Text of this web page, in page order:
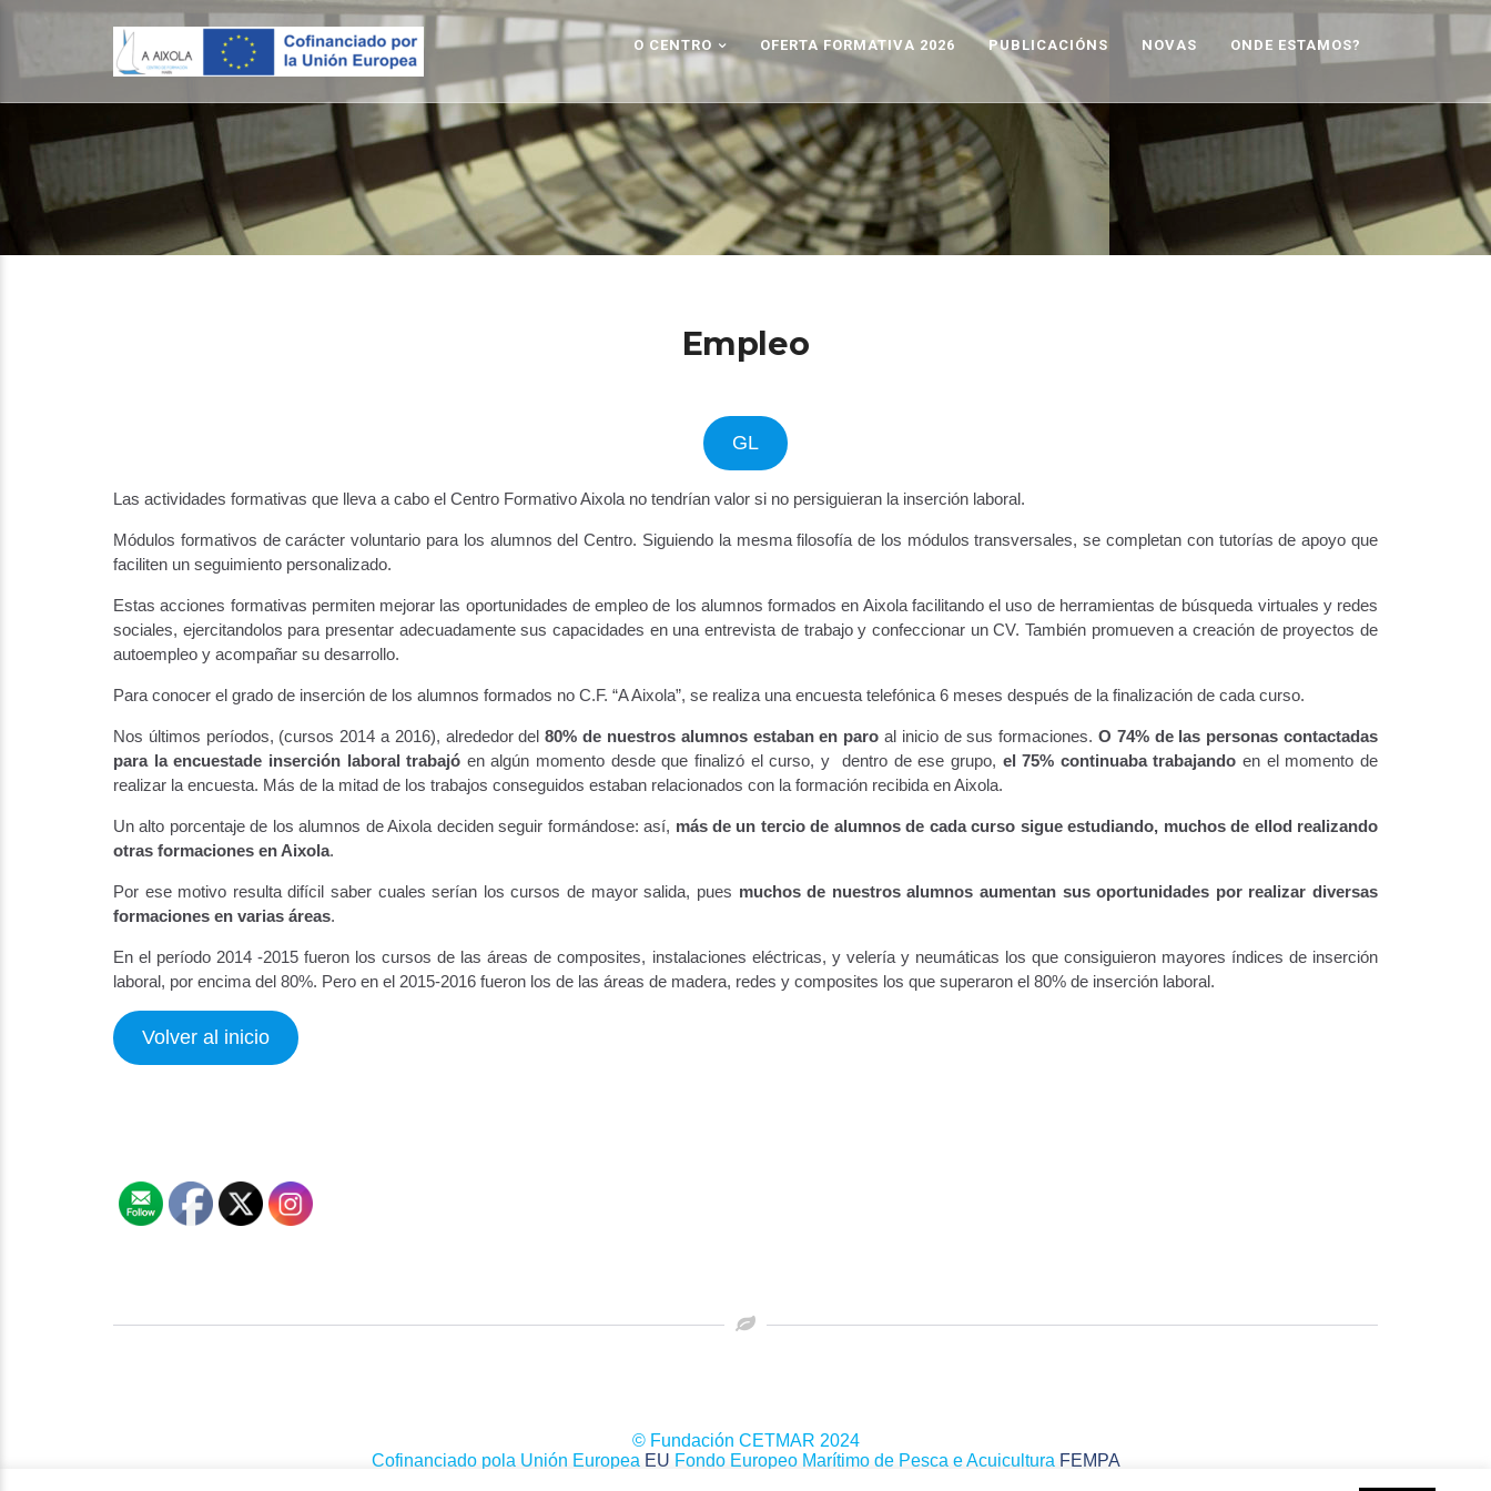
O CENTRO OFERTA FORMATIVA 2026 PUBLICACIÓNS NOVAS ONDE ESTAMOS?
Empleo
GL
Las actividades formativas que lleva a cabo el Centro Formativo Aixola no tendrían valor si no persiguieran la inserción laboral.
Módulos formativos de carácter voluntario para los alumnos del Centro. Siguiendo la mesma filosofía de los módulos transversales, se completan con tutorías de apoyo que
faciliten un seguimiento personalizado.
Estas acciones formativas permiten mejorar las oportunidades de empleo de los alumnos formados en Aixola facilitando el uso de herramientas de búsqueda virtuales y redes
sociales, ejercitandolos para presentar adecuadamente sus capacidades en una entrevista de trabajo y confeccionar un CV. También promueven a creación de proyectos de
autoempleo y acompañar su desarrollo.
Para conocer el grado de inserción de los alumnos formados no C.F. “A Aixola”, se realiza una encuesta telefónica 6 meses después de la finalización de cada curso.
Nos últimos períodos, (cursos 2014 a 2016), alrededor del80% de nuestros alumnos estaban en paro al inicio de sus formaciones. O 74% de las personas contactadas
para la encuestade inserción laboral trabajó en algún momento desde que finalizó el curso, y dentro de ese grupo, el 75% continuaba trabajando en el momento de
realizar la encuesta. Más de la mitad de los trabajos conseguidos estaban relacionados con la formación recibida en Aixola.
Un alto porcentaje de los alumnos de Aixola deciden seguir formándose: así, más de un tercio de alumnos de cada curso sigue estudiando, muchos de ellod realizando
otras formaciones en Aixola.
Por ese motivo resulta difícil saber cuales serían los cursos de mayor salida, pues muchos de nuestros alumnos aumentan sus oportunidades por realizar diversas
formaciones en varias áreas.
En el período 2014 -2015 fueron los cursos de las áreas de composites, instalaciones eléctricas, y velería y neumáticas los que consiguieron mayores índices de inserción
laboral, por encima del 80%. Pero en el 2015-2016 fueron los de las áreas de madera, redes y composites los que superaron el 80% de inserción laboral.
Volver al inicio
© Fundación CETMAR 2024
Cofinanciado pola Unión Europea EU Fondo Europeo Marítimo de Pesca e Acuicultura FEMPA